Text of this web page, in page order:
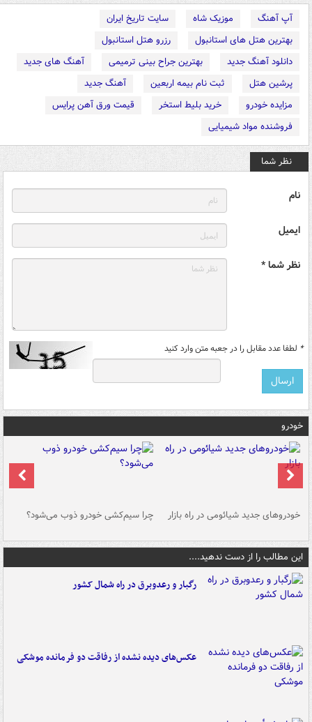
آپ آهنگ موزیک شاه
سایت تاریخ ایران
بهترین هتل های استانبول
رزرو هتل استانبول
دانلود آهنگ جدید
بهترین جراح بینی ترمیمی
آهنگ های جدید
پرشین هتل
ثبت نام بیمه اربعین
آهنگ جدید
مزایده خودرو
خرید بلیط استخر
قیمت ورق آهن پرایس
فروشنده مواد شیمیایی
نظر شما
نام
ایمیل
نظر شما *
* لطفا عدد مقابل را در جعبه متن وارد کنید
خودرو
خودروهای جدید شیائومی در راه بازار چرا سیم‌کشی خودرو ذوب می‌شود؟
این مطالب را از دست ندهید....
رگبار و رعدوبرق در راه شمال کشور
عکس‌های دیده نشده از رفاقت دو فرمانده‌ موشکی